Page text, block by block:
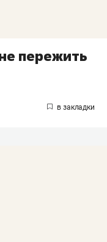
пережить